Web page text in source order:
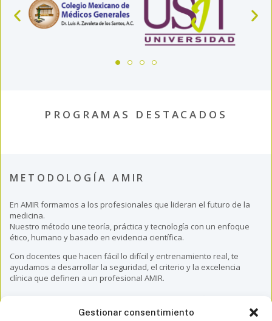
Gestionar consentimiento
PROGRAMAS DESTACADOS
METODOLOGÍA AMIR
En AMIR formamos a los profesionales que lideran el futuro de la
medicina.
Nuestro método une teoría, práctica y tecnología con un enfoque
ético, humano y basado en evidencia científica.
Con docentes que hacen fácil lo difícil y entrenamiento real, te
ayudamos a desarrollar la seguridad, el criterio y la excelencia
clínica que definen a un profesional AMIR.